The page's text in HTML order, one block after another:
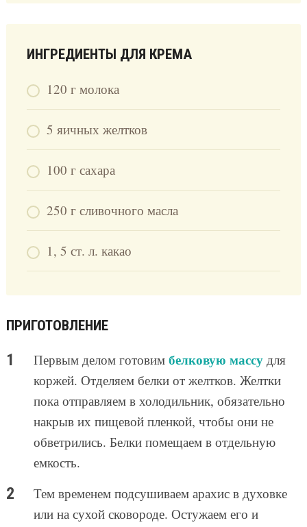
ИНГРЕДИЕНТЫ ДЛЯ КРЕМА
120 г молока
5 яичных желтков
100 г сахара
250 г сливочного масла
1, 5 ст. л. какао
ПРИГОТОВЛЕНИЕ
Первым делом готовим белковую массудля
коржей. Отделяем белки от желтков. Желтки
пока отправляем в холодильник, обязательно
накрыв их пищевой пленкой, чтобы они не
обветрились. Белки помещаем в отдельную
емкость.
Тем временем подсушиваем арахис в духовке
или на сухой сковороде. Остужаем его и